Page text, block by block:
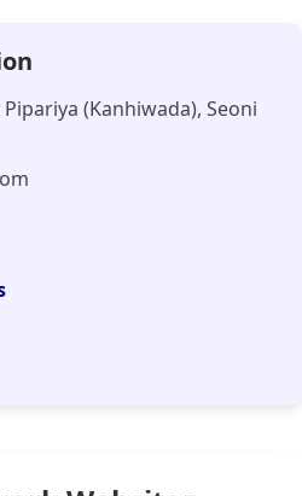
(Kanhiwada), Seoni